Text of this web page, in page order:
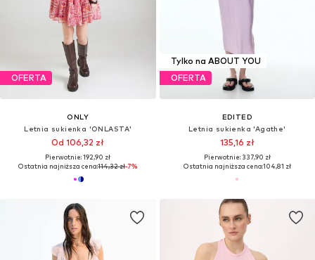
OFERTA
ONLY
Letnia sukienka 'ONLASTA'
Od 106,32 zł
Pierwotnie: 192,90 zł
Ostatnia najniższa cena:114,32 zł-7%
Tylko na ABOUT YOU
OFERTA
EDITED
Letnia sukienka 'Agathe'
135,16 zł
Pierwotnie: 337,90 zł
Ostatnia najniższa cena:104,81 zł